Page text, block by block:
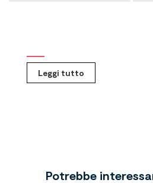
Leggi tutto
Potrebbe